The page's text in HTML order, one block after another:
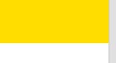
край, Владивосток г,